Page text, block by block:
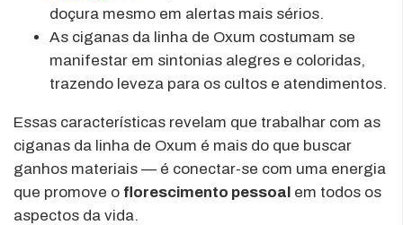
doçura mesmo em alertas mais sérios.
As ciganas da linha de Oxum costumam se
manifestar em sintonias alegres e coloridas,
trazendo leveza para os cultos e atendimentos.
Essas características revelam que trabalhar com as
ciganas da linha de Oxum é mais do que buscar
ganhos materiais — é conectar-se com uma energia
que promove o florescimento pessoal em todos os
aspectos da vida.